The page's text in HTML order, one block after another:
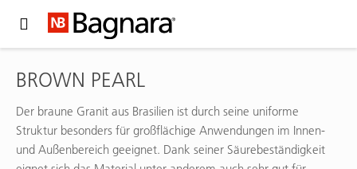
BROWN PEARL
Der braune Granit aus Brasilien ist durch seine uniforme
Struktur besonders für großflächige Anwendungen im Innen-
und Außenbereich geeignet. Dank seiner Säurebeständigkeit